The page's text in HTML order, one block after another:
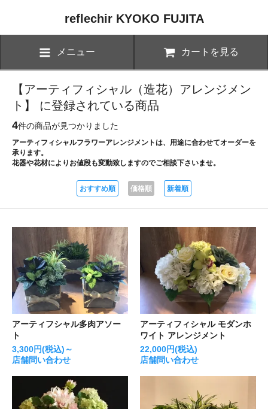
reflechir KYOKO FUJITA
メニュー カートを見る
【アーティフィシャル（造花）アレンジメン
ト】 に登録されている商品
4件の商品が見つかりました
アーティフィシャルフラワーアレンジメントは、用途に合わせてオーダーを
承ります。
花器や花材によりお値段も変動致しますのでご相談下さいませ。
おすすめ順 価格順 新着順
アーティフシャル多肉アソー
ト
3,300円(税込)～
店舗問い合わせ
アーティフィシャル モダンホ
ワイト アレンジメント
22,000円(税込)
店舗問い合わせ